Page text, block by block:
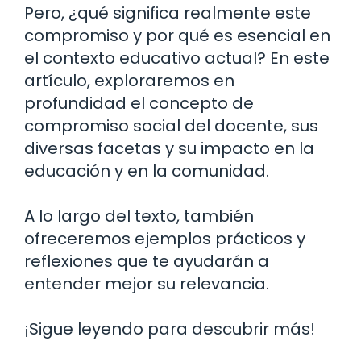
Pero, ¿qué significa realmente este
compromiso y por qué es esencial en
el contexto educativo actual? En este
artículo, exploraremos en
profundidad el concepto de
compromiso social del docente, sus
diversas facetas y su impacto en la
educación y en la comunidad.
A lo largo del texto, también
ofreceremos ejemplos prácticos y
reflexiones que te ayudarán a
entender mejor su relevancia.
¡Sigue leyendo para descubrir más!